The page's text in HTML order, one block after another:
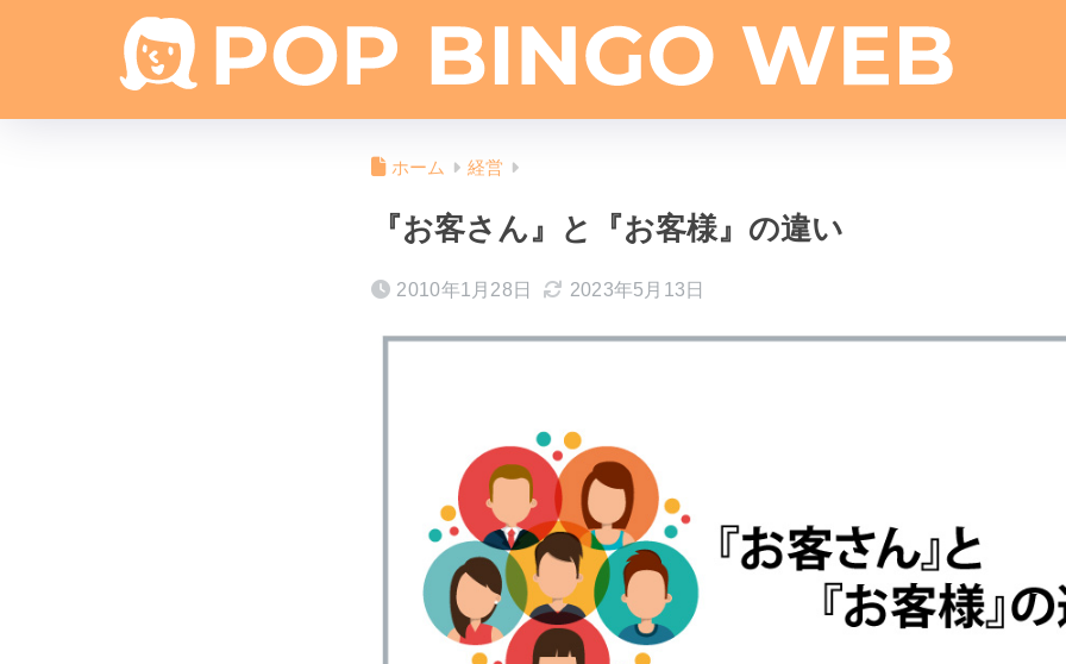
ホーム 経営
『お客さん』と『お客様』の違い
2010年1月28日 2023年5月13日